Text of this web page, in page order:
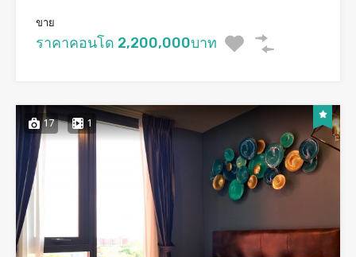
ขาย
ราคาคอนโด 2,200,000บาท
17 1